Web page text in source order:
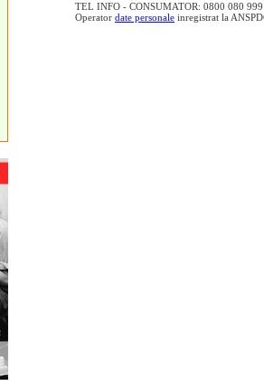
TEL INFO - CONSUMATOR: 0800 080
Operator date personale inregistrat la